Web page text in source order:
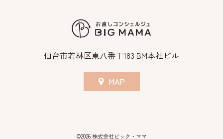
仙台市若林区東八番丁183 BM本社ビル
MAP
©2026 株式会社ビック・ママ